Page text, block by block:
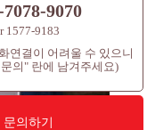
7078-9070
1577-9183
연결이 어려울 수 있으니
의" 란에 남겨주세요)
문의하기